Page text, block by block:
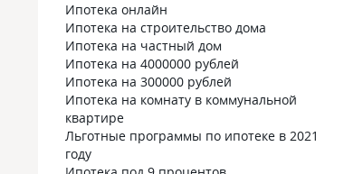
Ипотека онлайн
Ипотека на строительство дома
Ипотека на частный дом
Ипотека на 4000000 рублей
Ипотека на 300000 рублей
Ипотека на комнату в коммунальной
квартире
Льготные программы по ипотеке в 2021
году